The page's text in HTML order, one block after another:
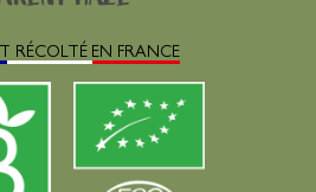
RÉCOLTÉ EN FRANCE